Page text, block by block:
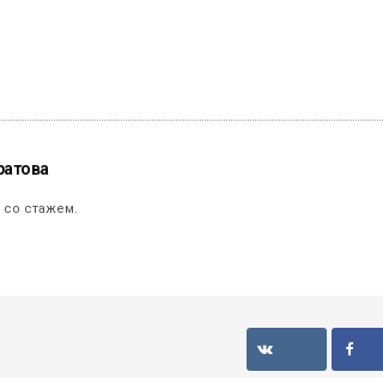
со стажем.